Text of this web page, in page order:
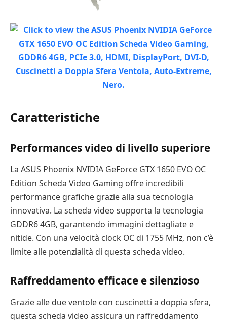
Caratteristiche
Performances video di livello superiore
La ASUS Phoenix NVIDIA GeForce GTX 1650 EVO OC
Edition Scheda Video Gaming offre incredibili
performance grafiche grazie alla sua tecnologia
innovativa. La scheda video supporta la tecnologia
GDDR6 4GB, garantendo immagini dettagliate e
nitide. Con una velocità clock OC di 1755 MHz, non c’è
limite alle potenzialità di questa scheda video.
Raffreddamento efficace e silenzioso
Grazie alle due ventole con cuscinetti a doppia sfera,
questa scheda video assicura un raffreddamento